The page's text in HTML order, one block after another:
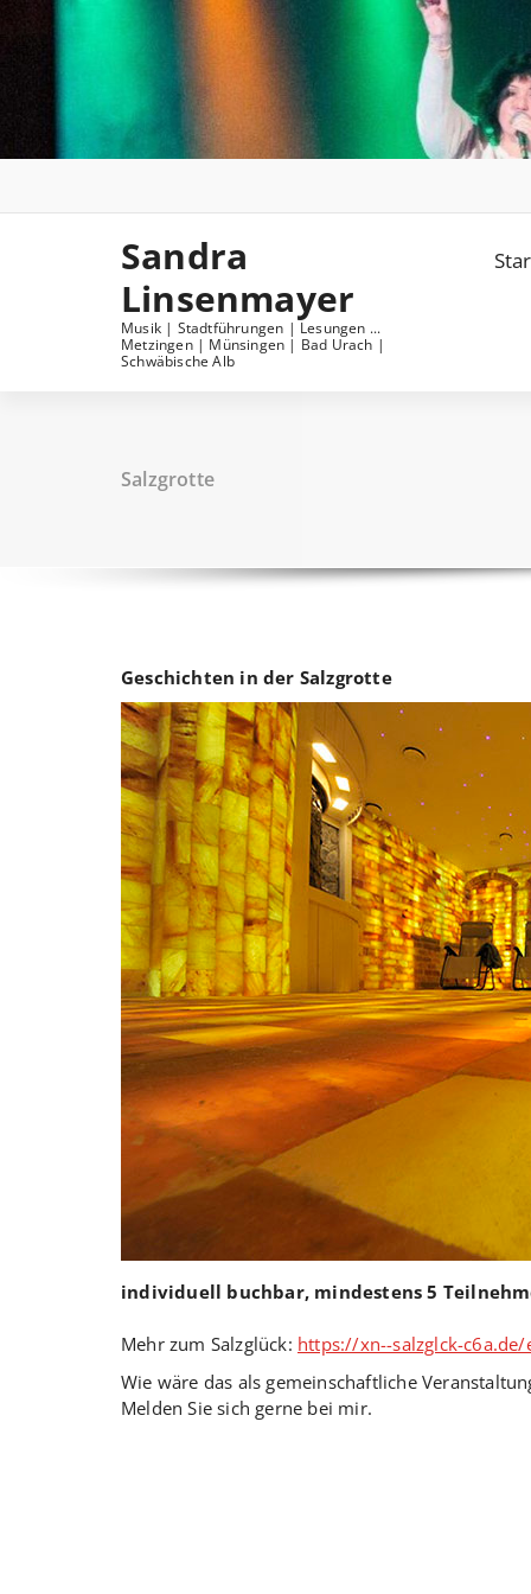
content
Sandra
Linsenmayer
Musik | Stadtführungen | Lesungen ...
Metzingen | Münsingen | Bad Urach |
Schwäbische Alb
Salzgrotte
Geschichten in der Salzgrotte
individuell buchbar, mindestens 5
Mehr zum Salzglück: https://xn--salzglck-
Wie wäre das als gemeinschaftliche
Melden Sie sich gerne bei mir.